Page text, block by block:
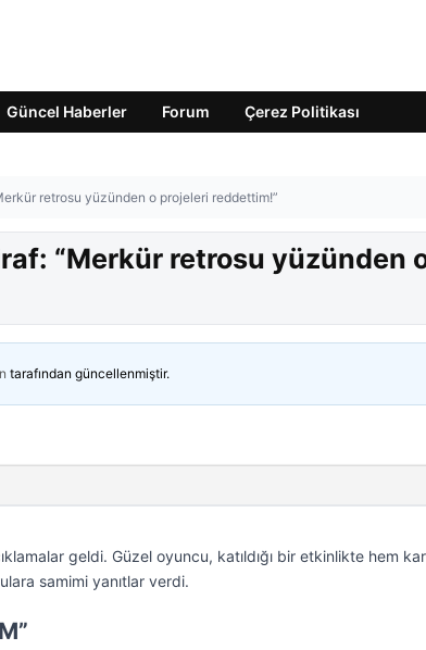
Güncel Haberler Forum Çerez Politikası
retrosu yüzünden o projeleri reddettim!”
“Merkür retrosu yüzünden
tarafından güncellenmiştir.
geldi. Güzel oyuncu, katıldığı bir etkinlikte hem
samimi yanıtlar verdi.